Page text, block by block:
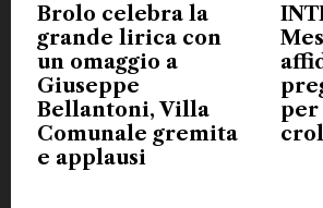
Brolo celebra la
grande lirica con
un omaggio a
Giuseppe
Bellantoni, Villa
Comunale gremita
e applausi